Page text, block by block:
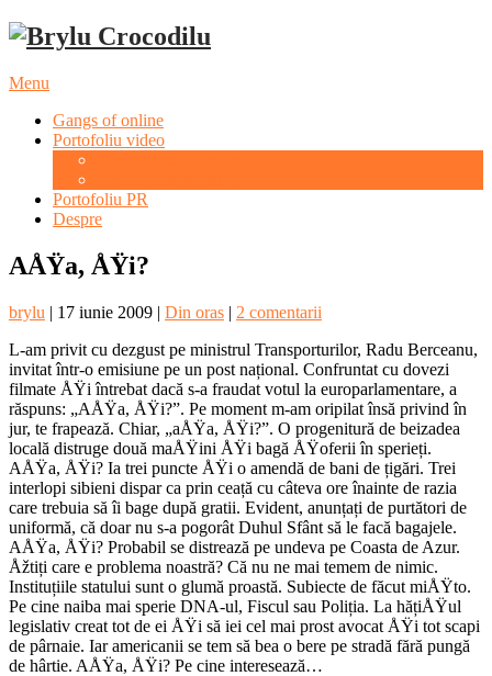
Menu
Gangs of online
Portofoliu video
Portofoliu PR
Despre
AÅŸa, ÅŸi?
brylu | 17 iunie 2009 | Din oras | 2 comentarii
L-am privit cu dezgust pe ministrul Transporturilor, Radu Berceanu,
invitat într-o emisiune pe un post național. Confruntat cu dovezi
filmate ÅŸi întrebat dacă s-a fraudat votul la europarlamentare, a
răspuns: „AÅŸa, ÅŸi?”. Pe moment m-am oripilat însă privind în
jur, te frapează. Chiar, „aÅŸa, ÅŸi?”. O progenitură de beizadea
locală distruge două maÅŸini ÅŸi bagă ÅŸoferii în sperieți.
AÅŸa, ÅŸi? Ia trei puncte ÅŸi o amendă de bani de țigări. Trei
interlopi sibieni dispar ca prin ceață cu câteva ore înainte de razia
care trebuia să îi bage după gratii. Evident, anunțați de purtători de
uniformă, că doar nu s-a pogorât Duhul Sfânt să le facă bagajele.
AÅŸa, ÅŸi? Probabil se distrează pe undeva pe Coasta de Azur.
Åžtiți care e problema noastră? Că nu ne mai temem de nimic.
Instituțiile statului sunt o glumă proastă. Subiecte de făcut miÅŸto.
Pe cine naiba mai sperie DNA-ul, Fiscul sau Poliția. La hățiÅŸul
legislativ creat tot de ei ÅŸi să iei cel mai prost avocat ÅŸi tot scapi
de pârnaie. Iar americanii se tem să bea o bere pe stradă fără pungă
de hârtie. AÅŸa, ÅŸi? Pe cine interesează…